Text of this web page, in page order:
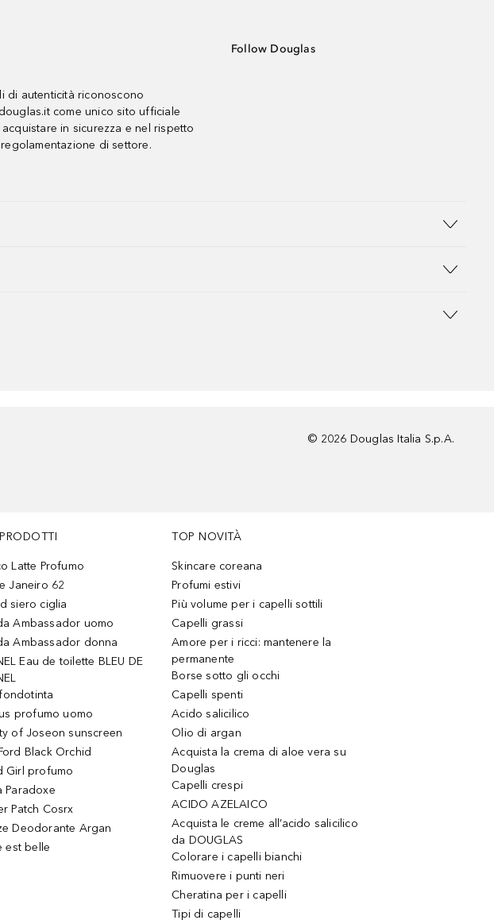
di autenticità riconoscono
come unico sito ufficiale
in sicurezza e nel rispetto
di settore.
Follow Douglas
© 2026 Douglas Italia S.p.A.
Latte Profumo
Janeiro 62
siero ciglia
Ambassador uomo
Ambassador donna
Eau de toilette BLEU DE
profumo uomo
of Joseon sunscreen
Black Orchid
Girl profumo
Paradoxe
Patch Cosrx
Deodorante Argan
est belle
TOP NOVITÀ
Skincare coreana
Profumi estivi
Più volume per i capelli sottili
Capelli grassi
Amore per i ricci: mantenere la
permanente
Borse sotto gli occhi
Capelli spenti
Acido salicilico
Olio di argan
Acquista la crema di aloe vera su
Douglas
Capelli crespi
ACIDO AZELAICO
Acquista le creme all’acido salicilico
da DOUGLAS
Colorare i capelli bianchi
Rimuovere i punti neri
Cheratina per i capelli
Tipi di capelli